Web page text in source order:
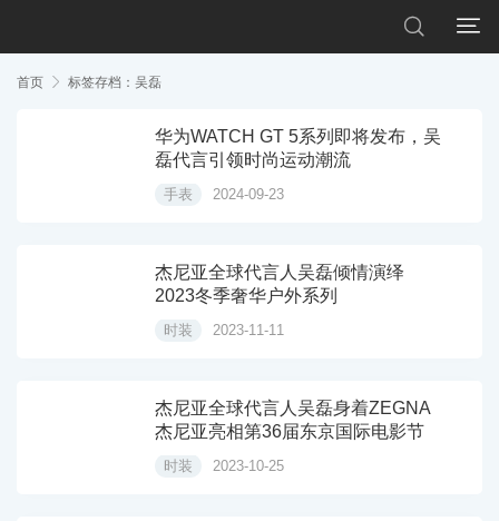


首页  标签存档：吴磊
华为WATCH GT 5系列即将发布，吴
磊代言引领时尚运动潮流
手表 2024-09-23
杰尼亚全球代言人吴磊倾情演绎
2023冬季奢华户外系列
时装 2023-11-11
杰尼亚全球代言人吴磊身着ZEGNA
杰尼亚亮相第36届东京国际电影节
时装 2023-10-25